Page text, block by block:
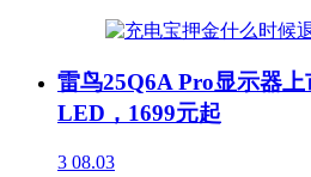
雷鸟25Q6A Pro显示器
LED，1699元起
3 08.03